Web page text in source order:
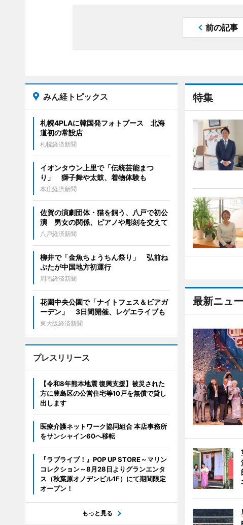
前の記事
特集
最新ニュ
みん経トピックス
札幌4PLAに韓国発フォトブース 北海
道初の常設店
札幌経済新聞
イオンタウン上里で「伝統芸能まつ
り」 獅子舞や太鼓、着物体験も
本庄経済新聞
佐賀の演劇団体・猫を飼う、八戸で初公
演 男女の関係、ピアノや彫刻を交えて
八戸経済新聞
柳井で「金魚ちょうちん祭り」 弘前ね
ぷたが中国地方初運行
周南経済新聞
花園中央公園で「ナイトフェス＆ビアガ
ーデン」 3日間開催、レゲエライブも
東大阪経済新聞
プレスリリース
【令和8年熊本地震 復興支援】被災された
方に豊島区の公営住宅等10戸を無償で貸し
出します
医療介護ネットワーク協同組合 本店事務所
をサンシャイン60へ移転
『ラブライブ！』POP UP STORE～マリン
コレクション～8月28日よりグランエンタ
ス（秋葉原オノデンビル1F）にて期間限定
オープン！
もっと見る